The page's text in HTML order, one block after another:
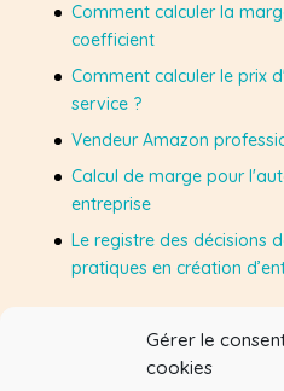
Gérer le
cookies
Comment calculer la
coefficient
Comment calculer le prix
service ?
Vendeur Amazon
Calcul de marge pour
entreprise
Le registre des décisions
pratiques en création
Suivez-moi sur